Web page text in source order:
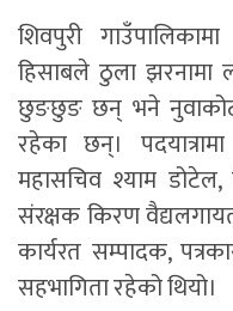
शिवपुरी
हिसाबले ठुला झरनामा
छुङछुङ छन् भने नुवाकोट
रहेका छन्।
महासचिव श्याम डोटेल,
संरक्षक किरण
कार्यरत सम्पादक,
सहभागिता रहेको थियो।